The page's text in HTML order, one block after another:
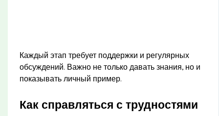
Каждый этап требует поддержки и регулярных
обсуждений. Важно не только давать знания, но и
показывать личный пример.
Как справляться с трудностями